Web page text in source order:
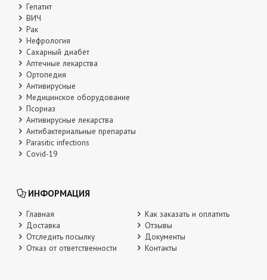
Гепатит
ВИЧ
Рак
Нефрология
Сахарный диабет
Аптечные лекарства
Ортопедия
Антивирусные
Медицинское оборудование
Псориаз
Антивирусные лекарства
Антибактериальные препараты
Parasitic infections
Covid-19
ИНФОРМАЦИЯ
Главная
Как заказать и оплатить
Доставка
Отзывы
Отследить посылку
Документы
Отказ от ответственности
Контакты